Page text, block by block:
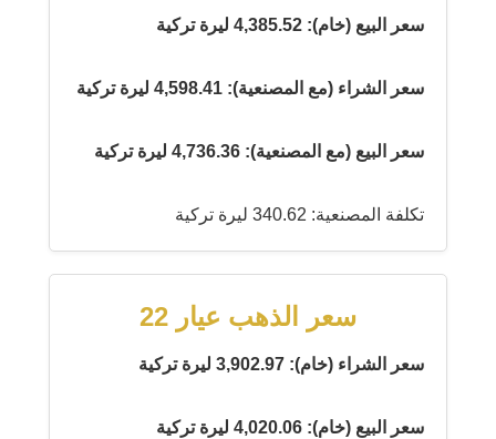
سعر البيع (خام): 4,385.52 ليرة تركية
سعر الشراء (مع المصنعية): 4,598.41 ليرة تركية
سعر البيع (مع المصنعية): 4,736.36 ليرة تركية
تكلفة المصنعية: 340.62 ليرة تركية
سعر الذهب عيار 22
سعر الشراء (خام): 3,902.97 ليرة تركية
سعر البيع (خام): 4,020.06 ليرة تركية